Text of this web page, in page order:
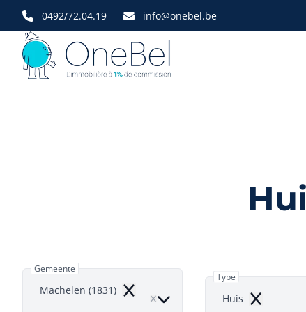
Ga naar hoofdinhoud
0492/72.04.19 info@onebel.be
Gemeente
Machelen (1831) Remove
Type
Huis Remove